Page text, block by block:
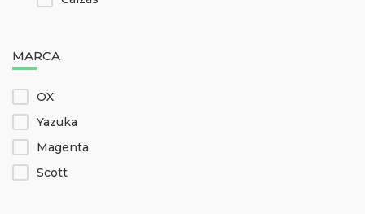
MARCA
OX
Yazuka
Magenta
Scott